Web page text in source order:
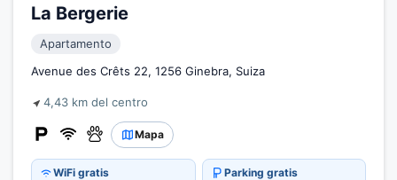
La Bergerie
Apartamento
Avenue des Crêts 22, 1256 Ginebra, Suiza
4,43 km del centro
Mapa
WiFi gratis Parking gratis